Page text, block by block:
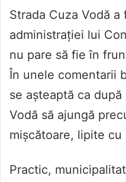
Strada Cuza Vodă
administrației lui
nu pare să fie în
În unele comentarii
se așteaptă ca
Vodă să ajungă
mișcătoare, lipite
Practic,